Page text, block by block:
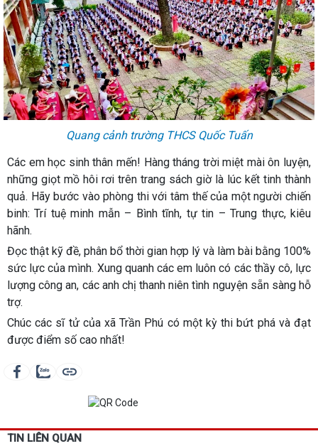
Quang cảnh trường THCS Quốc Tuấn
Các em học sinh thân mến! Hàng tháng trời miệt mài ôn luyện,
những giọt mồ hôi rơi trên trang sách giờ là lúc kết tinh thành
quả. Hãy bước vào phòng thi với tâm thế của một người chiến
binh: Trí tuệ minh mẫn – Bình tĩnh, tự tin – Trung thực, kiêu
hãnh.
Đọc thật kỹ đề, phân bổ thời gian hợp lý và làm bài bằng 100%
sức lực của mình. Xung quanh các em luôn có các thầy cô, lực
lượng công an, các anh chị thanh niên tình nguyện sẵn sàng hỗ
trợ.
Chúc các sĩ tử của xã Trần Phú có một kỳ thi bứt phá và đạt
được điểm số cao nhất!
TIN LIÊN QUAN